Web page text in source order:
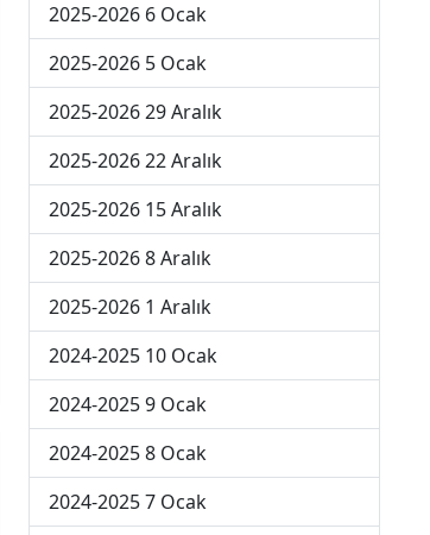
2025-2026 6 Ocak
2025-2026 5 Ocak
2025-2026 29 Aralık
2025-2026 22 Aralık
2025-2026 15 Aralık
2025-2026 8 Aralık
2025-2026 1 Aralık
2024-2025 10 Ocak
2024-2025 9 Ocak
2024-2025 8 Ocak
2024-2025 7 Ocak